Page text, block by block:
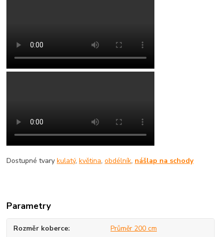
Dostupné tvarykulatý,květina,obdélník, nášlap na schody
Parametry
Rozměr koberce Průměr 200 cm